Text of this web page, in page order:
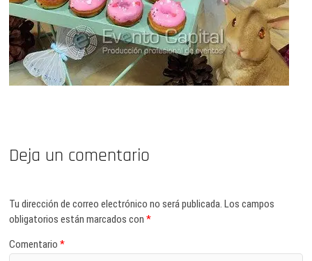
Deja un comentario
Tu dirección de correo electrónico no será publicada. Los campos
obligatorios están marcados con*
Comentario*